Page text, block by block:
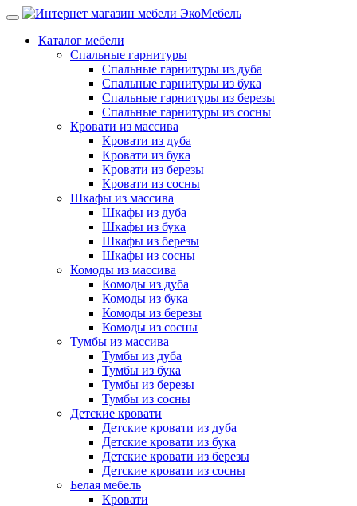
Каталог мебели
Спальные гарнитуры
Спальные гарнитуры из дуба
Спальные гарнитуры из бука
Спальные гарнитуры из березы
Спальные гарнитуры из сосны
Кровати из массива
Кровати из дуба
Кровати из бука
Кровати из березы
Кровати из сосны
Шкафы из массива
Шкафы из дуба
Шкафы из бука
Шкафы из березы
Шкафы из сосны
Комоды из массива
Комоды из дуба
Комоды из бука
Комоды из березы
Комоды из сосны
Тумбы из массива
Тумбы из дуба
Тумбы из бука
Тумбы из березы
Тумбы из сосны
Детские кровати
Детские кровати из дуба
Детские кровати из бука
Детские кровати из березы
Детские кровати из сосны
Белая мебель
Кровати